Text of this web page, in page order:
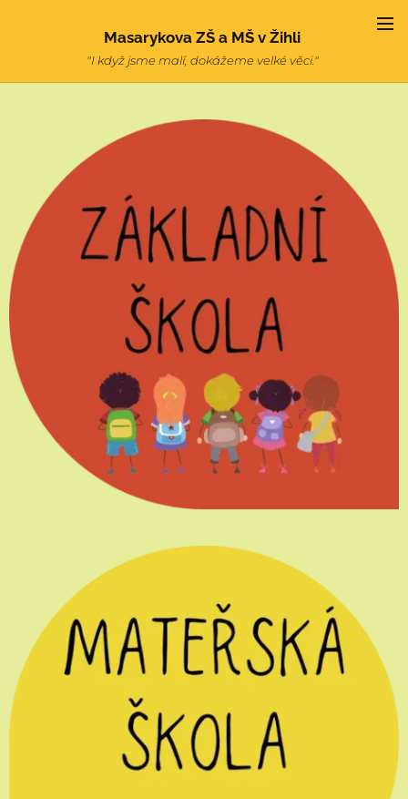
Masarykova ZŠ a MŠ v Žihli
"I když jsme malí, dokážeme velké věci."